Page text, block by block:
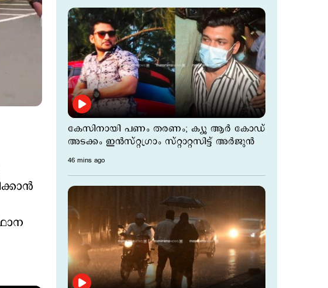
കേസിനായി പണം തരണം; ക്യൂ ആര്‍ കോഡ്
അടക്കം ഇന്‍സ്റ്റഗ്രാം സ്റ്റാറ്റസിട്ട് അര്‍ജുന്‍
46 mins ago